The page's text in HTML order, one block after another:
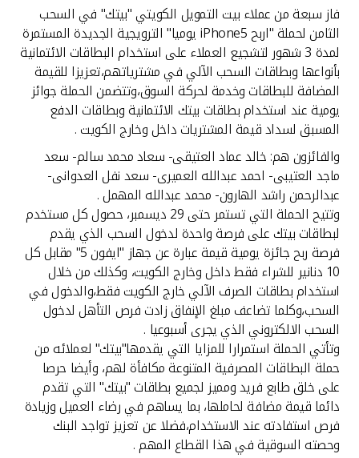
أدوات وخدمات
خدمات ما بعد البيع
اتصل بنا
مواقع الفروع وأجهزة الصرف الآلي
ألمانيا
ماليزيا
تركيا
مصر
المملكة المتحدة
مملكة البحرين
فاز سبعة من عملاء بيت التمويل الكويتي "بيتك" في السحب
الثامن لحملة "اربح iPhone5 يوميا" الترويجية الجديدة المستمرة
لمدة 3 شهور لتشجيع العملاء على استخدام البطاقات الائتمانية
بأنواعها وبطاقات السحب الآلي في مشترياتهم،تعزيزا للقيمة
المضافة للبطاقات وخدمة لحركة السوق،وتتضمن الحملة جوائز
يومية عند استخدام بطاقات بيتك الائتمانية وبطاقات الدفع
المسبق لسداد قيمة المشتريات داخل وخارج الكويت .
والفائزون هم: خالد عماد العتيقى- سعاد محمد سالم- سعد
ماجد العتيبى- احمد عبدالله العميرى- سعد نفل العدوانى-
عبدالرحمن راشد الهارون- محمد عبدالله المهمل .
وتتيح الحملة التي تستمر حتى 29 ديسمبر، حصول كل مستخدم
لبطاقات بيتك على فرصة واحدة لدخول السحب الذي يقدم
فرصة ربح جائزة يومية قيمة عبارة عن جهاز "ايفون 5" مقابل كل
10 دنانير للشراء فقط داخل وخارج الكويت، وكذلك من خلال
استخدام بطاقات الصرف الآلي خارج الكويت فقط،والدخول في
السحب،وكلما تضاعف مبلغ الإنفاق زادت فرص التأهل لدخول
السحب الالكتروني الذي يجرى أسبوعيا .
وتأتي الحملة استمرارا للمزايا التي يقدمها"بيتك" لعملائه من
حملة البطاقات المصرفية المتنوعة مكافأة لهم، وأيضا حرصا
على خلق طابع فريد ومميز لجميع بطاقات "بيتك" التي تقدم
دائما قيمة مضافة لحاملها، بما يساهم في رضاء العميل وزيادة
فرص استفادته عند الاستخدام،فضلا عن تعزيز تواجد البنك
وحصته السوقية في هذا القطاع المهم .